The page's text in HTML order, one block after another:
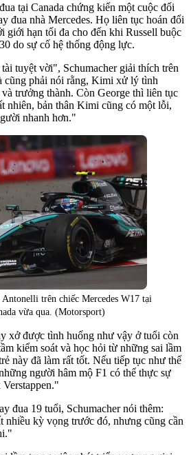
tại Canada chứng kiến một cuộc đối
đua nhà Mercedes. Họ liên tục hoán đổi
giới hạn tối đa cho đến khi Russell buộc
do sự cố hệ thống động lực.
tuyệt vời", Schumacher giải thích trên
cũng phải nói rằng, Kimi xử lý tình
trưởng thành. Còn George thì liên tục
nhiên, bản thân Kimi cũng có một lỗi,
nhanh hơn."
trên chiếc Mercedes W17 tại
vừa qua. (Motorsport)
xở được tình huống như vậy ở tuổi còn
kiểm soát và học hỏi từ những sai lầm
này đã làm rất tốt. Nếu tiếp tục như thế
người hâm mộ F1 có thể thực sự
đua 19 tuổi, Schumacher nói thêm:
kỳ vọng trước đó, nhưng cũng cần